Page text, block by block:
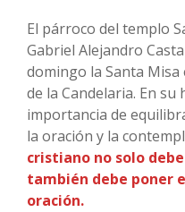
El párroco del templo
Gabriel Alejandro
domingo la Santa
de la Candelaria. En su
importancia de
la oración y la
cristiano no solo
también debe poner
oración.